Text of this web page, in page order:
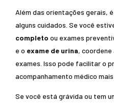
Além das orientações gerais,
alguns cuidados. Se você
completo ou exames
e o exame de urina,
exames. Isso pode facilitar o
acompanhamento médico
Se você está grávida ou tem